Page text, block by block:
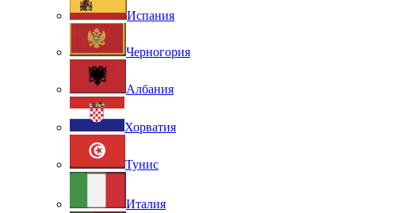
Испания
Черногория
Албания
Хорватия
Тунис
Италия